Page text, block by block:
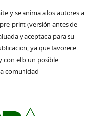
y se anima a los autores a
print (versión antes de
y aceptada para su
ya que favorece
con ello un posible
comunidad